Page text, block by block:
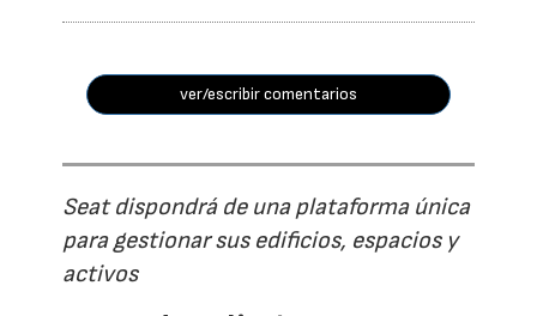
ver/escribir comentarios
Seat dispondrá de una plataforma única
para gestionar sus edificios, espacios y
activos